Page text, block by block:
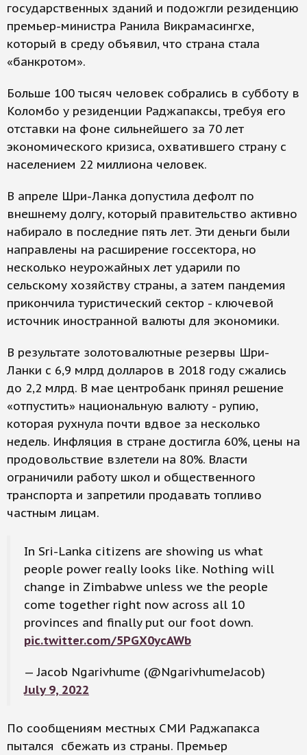
государственных зданий и подожгли резиденцию
премьер-министра Ранила Викрамасингхе,
который в среду объявил, что страна стала
«банкротом».
Больше 100 тысяч человек собрались в субботу в
Коломбо у резиденции Раджапаксы, требуя его
отставки на фоне сильнейшего за 70 лет
экономического кризиса, охватившего страну с
населением 22 миллиона человек.
В апреле Шри-Ланка допустила дефолт по
внешнему долгу, который правительство активно
набирало в последние пять лет. Эти деньги были
направлены на расширение госсектора, но
несколько неурожайных лет ударили по
сельскому хозяйству страны, а затем пандемия
прикончила туристический сектор - ключевой
источник иностранной валюты для экономики.
В результате золотовалютные резервы Шри-
Ланки с 6,9 млрд долларов в 2018 году сжались
до 2,2 млрд. В мае центробанк принял решение
«отпустить» национальную валюту - рупию,
которая рухнула почти вдвое за несколько
недель. Инфляция в стране достигла 60%, цены на
продовольствие взлетели на 80%. Власти
ограничили работу школ и общественного
транспорта и запретили продавать топливо
частным лицам.
In Sri-Lanka citizens are showing us what
people power really looks like. Nothing will
change in Zimbabwe unless we the people
come together right now across all 10
provinces and finally put our foot down.
pic.twitter.com/5PGX0ycAWb
— Jacob Ngarivhume (@NgarivhumeJacob)
July 9, 2022
По сообщениям местных СМИ Раджапакса
пытался сбежать из страны. Премьер